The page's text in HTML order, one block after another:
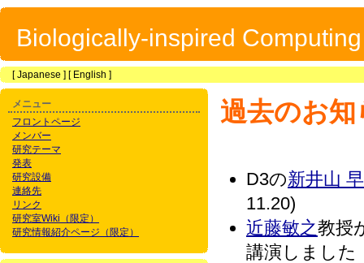
Biologically-inspired
[Japanese ] [ English ]
過去のお知
D3の新井山 早
11.20)
近藤敏之教授
講演しました
メニュー
フロントページ
メンバー
研究テーマ
発表
研究設備
連絡先
リンク
研究室Wiki（限定）
研究情報紹介ページ（限定）